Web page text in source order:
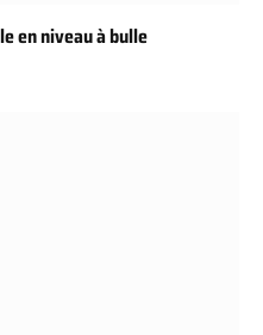
en niveau à bulle